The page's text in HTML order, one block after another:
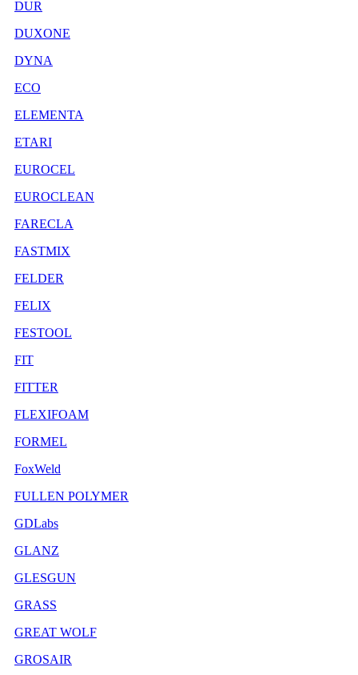
DUR
DUXONE
DYNA
ECO
ELEMENTA
ETARI
EUROCEL
EUROCLEAN
FARECLA
FASTMIX
FELDER
FELIX
FESTOOL
FIT
FITTER
FLEXIFOAM
FORMEL
FoxWeld
FULLEN POLYMER
GDLabs
GLANZ
GLESGUN
GRASS
GREAT WOLF
GROSAIR